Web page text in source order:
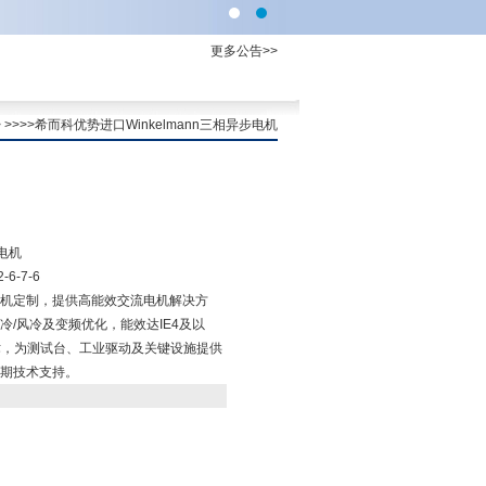
更多公告>>
希而科优势进口Winkelmann三相异步电机
机
6-7-6
定制，提供高能效交流电机解决方
/风冷及变频优化，能效达IE4及以
为测试台、工业驱动及关键设施提供
技术支持。